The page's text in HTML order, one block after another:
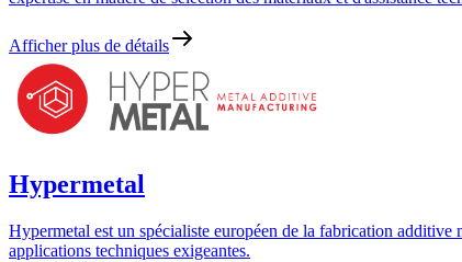
Afficher plus de détails
Hypermetal
Hypermetal est un spécialiste européen de la fabrication
applications techniques exigeantes.